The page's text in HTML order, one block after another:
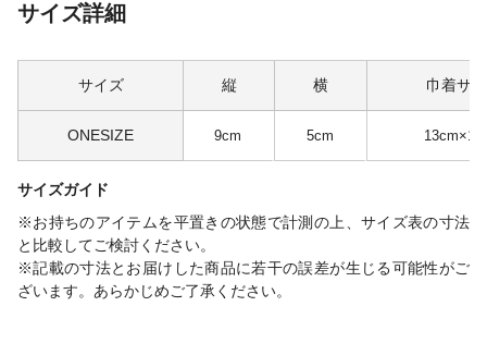
サイズ詳細
サイズ 縦 横 巾着サ
ONESIZE 9cm 5cm
サイズガイド
※お持ちのアイテムを平置きの状態で計測の上、サイズ表の寸法
と比較してご検討ください。
※記載の寸法とお届けした商品に若干の誤差が生じる可能性がご
ざいます。あらかじめご了承ください。